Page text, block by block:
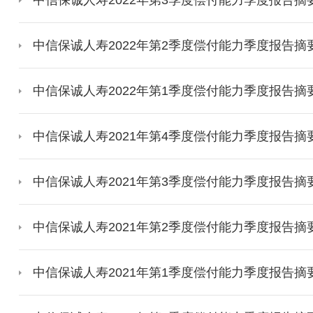
中信保诚人寿2022年第2季度偿付能力季度报告摘
中信保诚人寿2022年第1季度偿付能力季度报告摘
中信保诚人寿2021年第4季度偿付能力季度报告摘
中信保诚人寿2021年第3季度偿付能力季度报告摘
中信保诚人寿2021年第2季度偿付能力季度报告摘
中信保诚人寿2021年第1季度偿付能力季度报告摘